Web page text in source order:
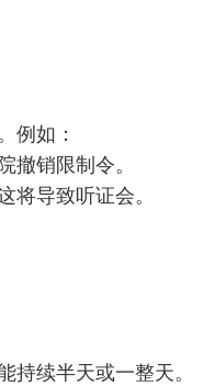
例如：
撤销限制令。
将导致听证会。
持续半天或一整天。